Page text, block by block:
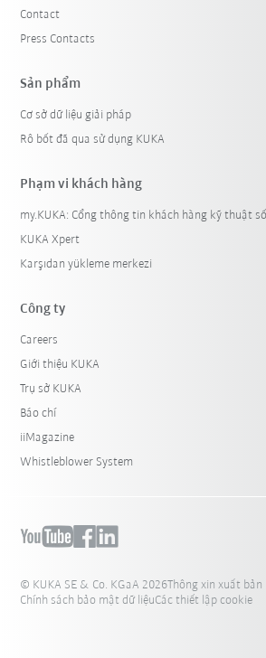
Contact
Press Contacts
Sản phẩm
Cơ sở dữ liệu giải pháp
Rô bốt đã qua sử dụng KUKA
Phạm vi khách hàng
my.KUKA: Cổng thông tin khách hàng kỹ thuật
KUKA Xpert
Karşıdan yükleme merkezi
Công ty
Careers
Giới thiệu KUKA
Trụ sở KUKA
Báo chí
iiMagazine
Whistleblower System
© KUKA SE & Co. KGaA 2026Thông xin xuất bản
Chính sách bảo mật dữ liệuCác thiết lập cookie